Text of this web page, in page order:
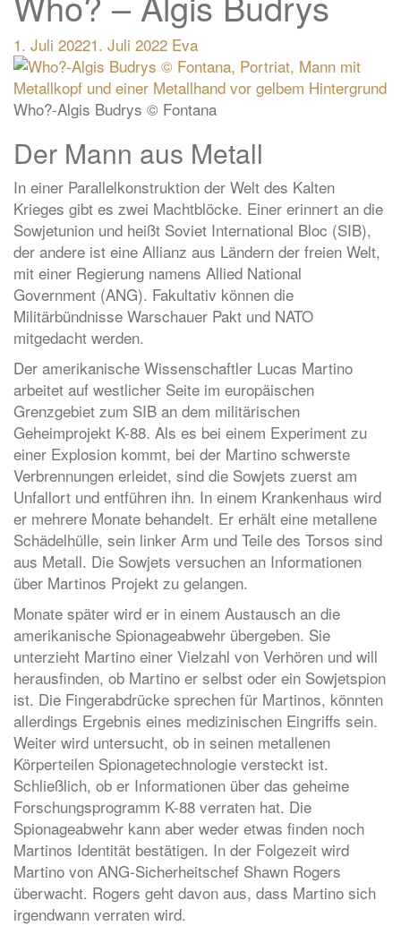
1. Juli 20221. Juli 2022 Eva
Who?-Algis Budrys © Fontana
Der Mann aus Metall
In einer Parallelkonstruktion der Welt des Kalten
Krieges gibt es zwei Machtblöcke. Einer erinnert an die
Sowjetunion und heißt Soviet International Bloc (SIB),
der andere ist eine Allianz aus Ländern der freien Welt,
mit einer Regierung namens Allied National
Government (ANG). Fakultativ können die
Militärbündnisse Warschauer Pakt und NATO
mitgedacht werden.
Der amerikanische Wissenschaftler Lucas Martino
arbeitet auf westlicher Seite im europäischen
Grenzgebiet zum SIB an dem militärischen
Geheimprojekt K-88. Als es bei einem Experiment zu
einer Explosion kommt, bei der Martino schwerste
Verbrennungen erleidet, sind die Sowjets zuerst am
Unfallort und entführen ihn. In einem Krankenhaus wird
er mehrere Monate behandelt. Er erhält eine metallene
Schädelhülle, sein linker Arm und Teile des Torsos sind
aus Metall. Die Sowjets versuchen an Informationen
über Martinos Projekt zu gelangen.
Monate später wird er in einem Austausch an die
amerikanische Spionageabwehr übergeben. Sie
unterzieht Martino einer Vielzahl von Verhören und will
herausfinden, ob Martino er selbst oder ein Sowjetspion
ist. Die Fingerabdrücke sprechen für Martinos, könnten
allerdings Ergebnis eines medizinischen Eingriffs sein.
Weiter wird untersucht, ob in seinen metallenen
Körperteilen Spionagetechnologie versteckt ist.
Schließlich, ob er Informationen über das geheime
Forschungsprogramm K-88 verraten hat. Die
Spionageabwehr kann aber weder etwas finden noch
Martinos Identität bestätigen. In der Folgezeit wird
Martino von ANG-Sicherheitschef Shawn Rogers
überwacht. Rogers geht davon aus, dass Martino sich
irgendwann verraten wird.